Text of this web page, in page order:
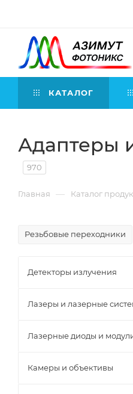
КАТАЛОГ
Адаптеры
970
Главная — Каталог
Резьбовые переходники
Детекторы излучения
Лазеры и лазерные
Лазерные диоды и
Камеры и объективы